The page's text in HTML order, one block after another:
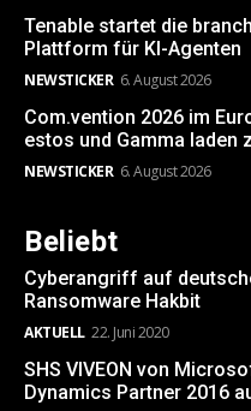
Tenable startet die
Plattform für KI-Agenten
NEWSTICKER 6. August 2026
Com.vention 2026 im
estos und Gamma laden
NEWSTICKER 6. August 2026
Beliebt
Cyberangriff auf
Ransomware Hakbit
AKTUELL 22. Juni 2020
SHS VIVEON von
Dynamics Partner 2016